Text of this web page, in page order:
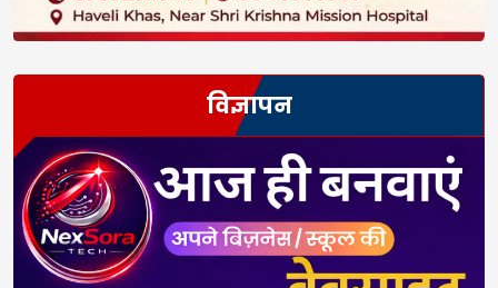
विज्ञापन